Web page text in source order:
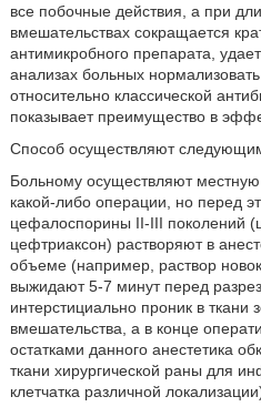
все побочные действия, а при
вмешательствах сокращается
антимикробного препарата,
анализах больных
относительно классической
показывает преимущество в
Способ осуществляют
Больному осуществляют
какой-либо операции, но перед
цефалоспорины II-III поколений
цефтриаксон) растворяют в
объеме (например, раствор
выжидают 5-7 минут перед
интерстициально проник в ткани
вмешательства, а в конце
остатками данного анестетика
ткани хирургической раны для
клетчатка различной